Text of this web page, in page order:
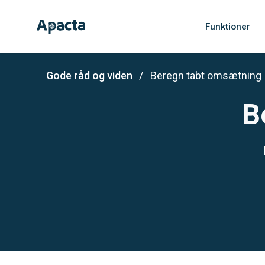
Funktioner
Gode råd og viden Beregn tabt omsætning